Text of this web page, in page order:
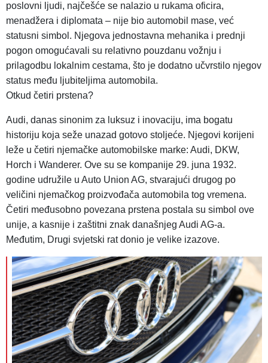
poslovni ljudi, najčešće se nalazio u rukama oficira,
menadžera i diplomata – nije bio automobil mase, već
statusni simbol. Njegova jednostavna mehanika i prednji
pogon omogućavali su relativno pouzdanu vožnju i
prilagodbu lokalnim cestama, što je dodatno učvrstilo njegov
status među ljubiteljima automobila.
Otkud četiri prstena?
Audi, danas sinonim za luksuz i inovaciju, ima bogatu
historiju koja seže unazad gotovo stoljeće. Njegovi korijeni
leže u četiri njemačke automobilske marke: Audi, DKW,
Horch i Wanderer. Ove su se kompanije 29. juna 1932.
godine udružile u Auto Union AG, stvarajući drugog po
veličini njemačkog proizvođača automobila tog vremena.
Četiri međusobno povezana prstena postala su simbol ove
unije, a kasnije i zaštitni znak današnjeg Audi AG-a.
Međutim, Drugi svjetski rat donio je velike izazove.